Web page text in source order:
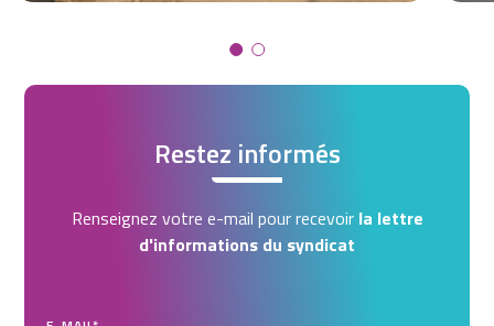
Restez informés
Renseignez votre e-mail pour recevoir la lettre
d'informations du syndicat